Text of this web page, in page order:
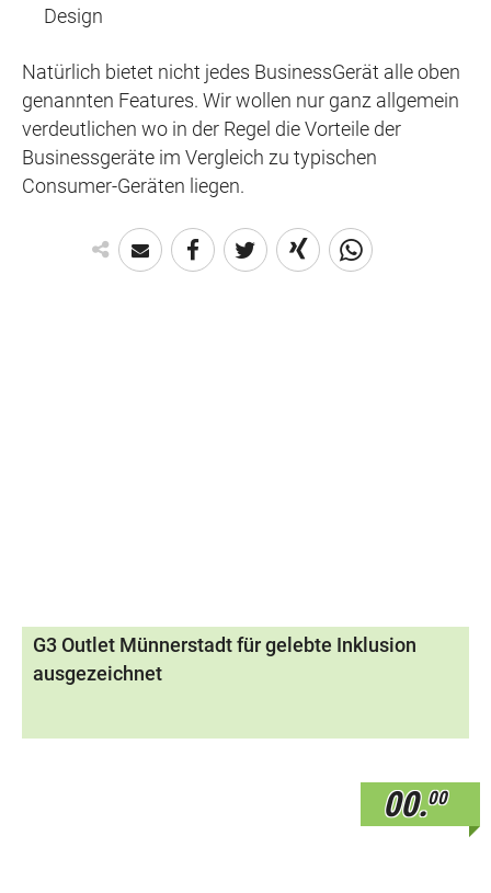
Design
Natürlich bietet nicht jedes BusinessGerät alle oben
genannten Features. Wir wollen nur ganz allgemein
verdeutlichen wo in der Regel die Vorteile der
Businessgeräte im Vergleich zu typischen
Consumer-Geräten liegen.
G3 Outlet Münnerstadt für gelebte Inklusion
ausgezeichnet
00.00